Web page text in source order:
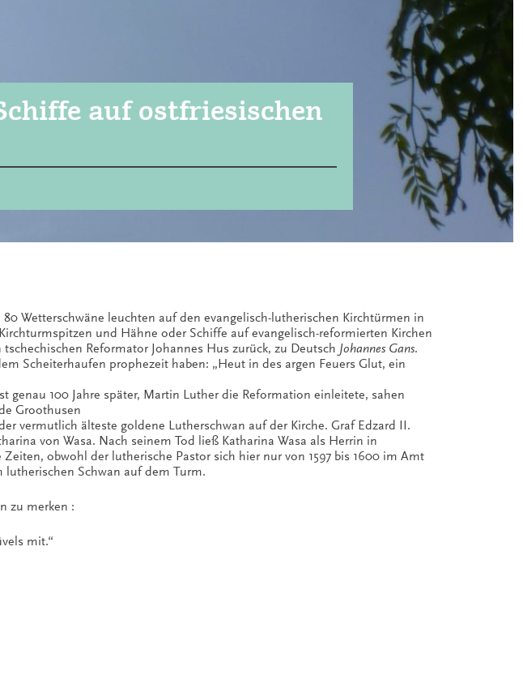
auf ostfriesischen
Wetterschwäne leuchten auf den evangelisch-lutherischen Kirchtürmen in
und Hähne oder Schiffe auf evangelisch-reformierten Kirchen
Reformator Johannes Hus zurück, zu Deutsch Johannes Gans.
Scheiterhaufen prophezeit haben: „Heut in des argen Feuers Glut, ein
genau 100 Jahre später, Martin Luther die Reformation einleitete, sahen
Groothusen
vermutlich älteste goldene Lutherschwan auf der Kirche. Graf Edzard II.
von Wasa. Nach seinem Tod ließ Katharina Wasa als Herrin in
obwohl der lutherische Pastor sich hier nur von 1597 bis 1600 im Amt
Schwan auf dem Turm.
zu merken :
mit.“